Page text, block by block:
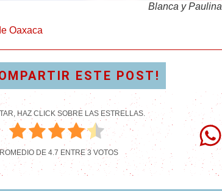
Blanca y Paulina
Oaxaca
ESTE POST!
HAZ CLICK SOBRE LAS ESTRELLAS.
DE4.7 ENTRE3 VOTOS